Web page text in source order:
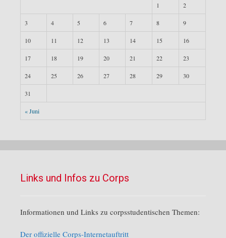
« Juni
1 2
3 4 5 6 7 8 9
10 11 12 13 14 15 16
17 18 19 20 21 22 23
24 25 26 27 28 29 30
31
Links und Infos zu Corps
Informationen und Links zu corpsstudentischen Themen:
Der offizielle Corps-Internetauftritt